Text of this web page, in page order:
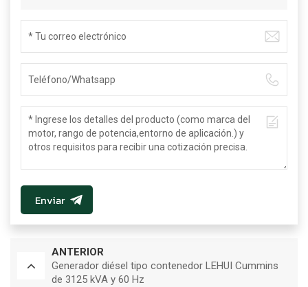
Enviar
ANTERIOR
Generador diésel tipo contenedor LEHUI Cummins
de 3125 kVA y 60 Hz